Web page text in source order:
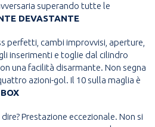
superando tutte le
DEVASTANTE
perfetti, cambi improvvisi, aperture,
inserimenti e toglie dal cilindro
una facilità disarmante. Non segna
azioni-gol. Il 10 sulla maglia è
dire? Prestazione eccezionale. Non si